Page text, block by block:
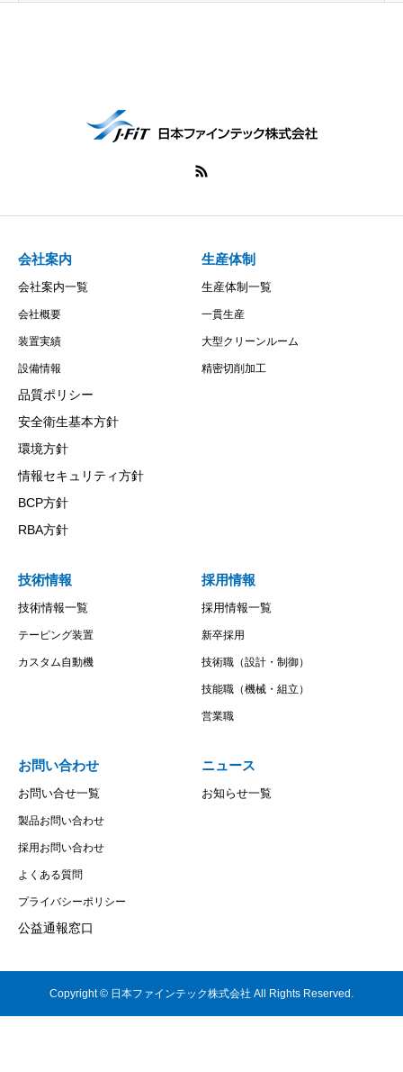
会社案内
会社案内一覧
会社概要
装置実績
設備情報
品質ポリシー
安全衛生基本方針
環境方針
情報セキュリティ方針
BCP方針
RBA方針
生産体制
生産体制一覧
一貫生産
大型クリーンルーム
精密切削加工
技術情報
技術情報一覧
テーピング装置
カスタム自動機
採用情報
採用情報一覧
新卒採用
技術職（設計・制御）
技能職（機械・組立）
営業職
お問い合わせ
お問い合せ一覧
製品お問い合わせ
採用お問い合わせ
よくある質問
プライバシーポリシー
公益通報窓口
ニュース
お知らせ一覧
Copyright © 日本ファインテック株式会社 All Rights Reserved.